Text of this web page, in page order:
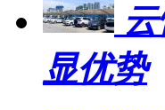
显优势